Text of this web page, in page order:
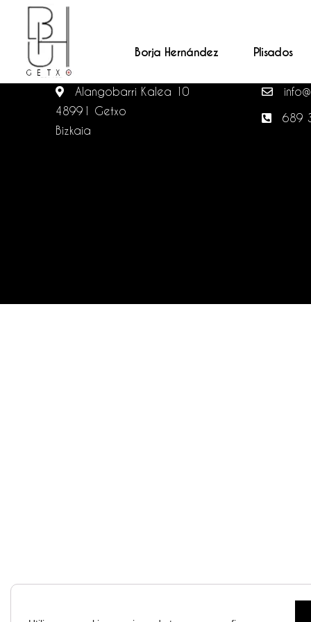
Borja Hernández Plisados
BHUGETXO ATELIER A MEDIDA
Alangobarri Kalea 10
48991 Getxo
Bizkaia
689